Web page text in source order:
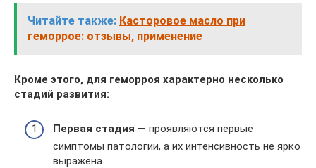
Читайте также: Касторовое масло при
геморрое: отзывы, применение
Кроме этого, для геморроя характерно несколько
стадий развития:
Первая стадия — проявляются первые
симптомы патологии, а их интенсивность не ярко
выражена.